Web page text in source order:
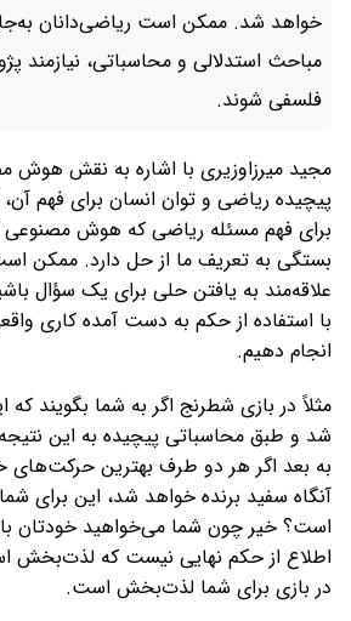
خواهد شد. ممکن است ریاضی‌دانان
مباحث استدلالی و محاسباتی،
فلسفی شوند.
مجید میرزاوزیری با اشاره به نقش
پیچیده ریاضی و توان انسان برای فهم آن،
برای فهم مسئله‌ ریاضی که هوش مصنوعی
بستگی به تعریف ما از حل دارد. ممکن
علاقه‌مند به یافتن حلی برای یک سؤال
با استفاده از حکم به دست آمده کاری
انجام دهیم.
مثلاً در بازی شطرنج اگر به شما بگویند که
شد و طبق محاسباتی پیچیده به این نتیجه
به بعد اگر هر دو طرف بهترین حرکت‌های
آنگاه سفید برنده خواهد شد، این برای
است؟ خیر چون شما می‌خواهید خودتان
اطلاع از حکم نهایی نیست که لذت‌بخش
در بازی برای شما لذت‌بخش است.